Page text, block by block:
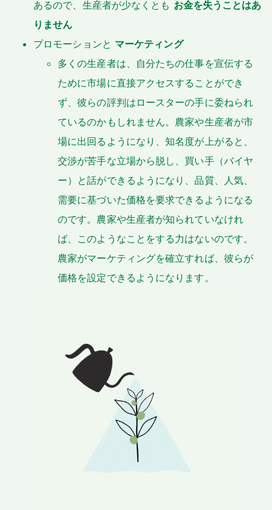
あるので、生産者が少なくとも お金を失うことはあ
りません
プロモーションと マーケティング
多くの生産者は、自分たちの仕事を宣伝する
ために市場に直接アクセスすることができ
ず、彼らの評判はロースターの手に委ねられ
ているのかもしれません。農家や生産者が市
場に出回るようになり、知名度が上がると、
交渉が苦手な立場から脱し、買い手（バイヤ
ー）と話ができるようになり、品質、人気、
需要に基づいた価格を要求できるようになる
のです。農家や生産者が知られていなけれ
ば、このようなことをする力はないのです。
農家がマーケティングを確立すれば、彼らが
価格を設定できるようになります。